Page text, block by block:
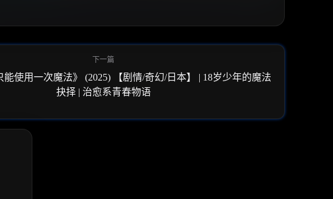
能使用一次魔法》 (2025) 【剧情/奇幻/日本】 | 18岁少年的魔法
抉择 | 治愈系青春物语